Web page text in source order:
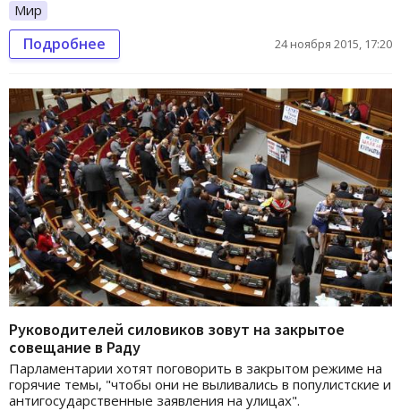
Мир
Подробнее 24 ноября 2015, 17:20
Руководителей силовиков зовут на закрытое
совещание в Раду
Парламентарии хотят поговорить в закрытом режиме на
горячие темы, "чтобы они не выливались в популистские и
антигосударственные заявления на улицах".